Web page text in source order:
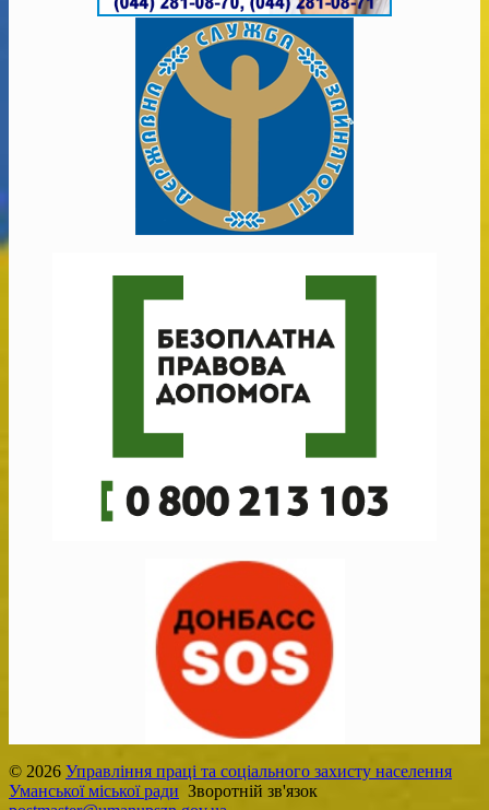
© 2026 Управління праці та соціального захисту населення
Уманської міської ради Зворотній зв'язок